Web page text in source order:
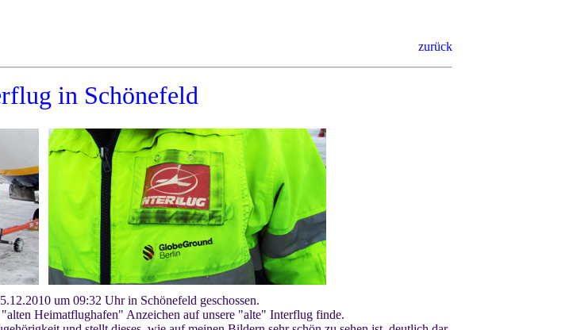
zurück
in Schönefeld
um 09:32 Uhr in Schönefeld geschossen.
Heimatflughafen" Anzeichen auf unsere "alte" Interflug finde.